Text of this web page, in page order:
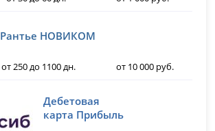
Рантье НОВИКОМ
от 250 до 1100 дн. от 10 000 руб.
Дебетовая
карта Прибыль